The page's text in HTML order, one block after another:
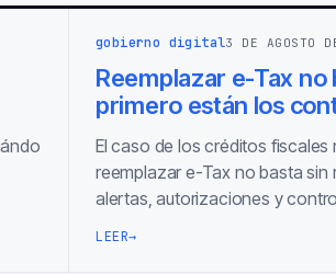
gobierno digital3 DE AGOSTO
Reemplazar e-Tax no
primero están los
El caso de los créditos fiscales
reemplazar e-Tax no basta sin
alertas, autorizaciones y
LEER→